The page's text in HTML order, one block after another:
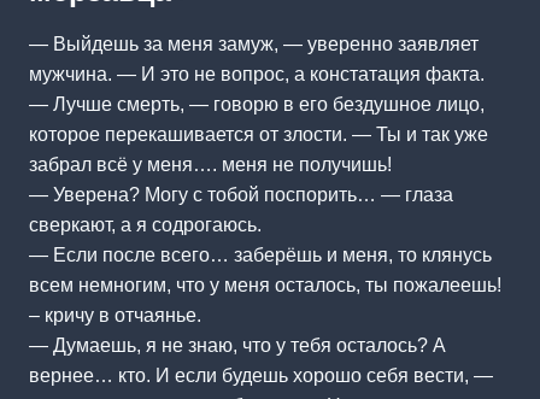
— Выйдешь за меня замуж, — уверенно заявляет
мужчина. — И это не вопрос, а констатация факта.
— Лучше смерть, — говорю в его бездушное лицо,
которое перекашивается от злости. — Ты и так уже
забрал всё у меня…. меня не получишь!
— Уверена? Могу с тобой поспорить… — глаза
сверкают, а я содрогаюсь.
— Если после всего… заберёшь и меня, то клянусь
всем немногим, что у меня осталось, ты пожалеешь!
– кричу в отчаянье.
— Думаешь, я не знаю, что у тебя осталось? А
вернее… кто. И если будешь хорошо себя вести, —